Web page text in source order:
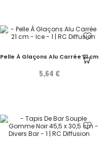
Pelle À Glaçons Alu Carrée 21 cm
5,64 €